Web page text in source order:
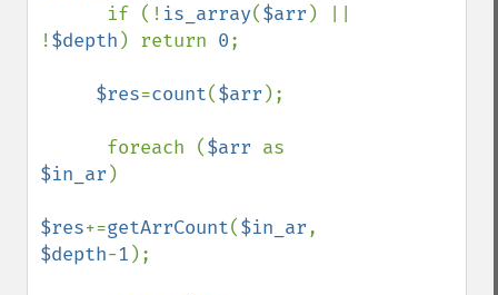
      if (!
is_array($arr ) ||
!$depth ) return 0;
$res=count($arr );
      foreach (
$arr
$in_ar )
$res+=getArrCount($in_ar
$depth-1 );